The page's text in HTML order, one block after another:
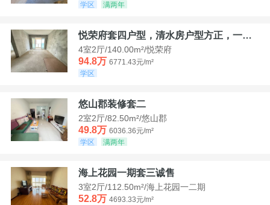
学区
满两年
悦荣府套四户型，清水房户型方正，一口价94，8
4室2厅/140.00m²/悦荣府
94.8万 6771.43元/m²
学区
悠山郡装修套二
2室2厅/82.50m²/悠山郡
49.8万 6036.36元/m²
学区
满两年
海上花园一期套三诚售
3室2厅/112.50m²/海上花园一二期
52.8万 4693.33元/m²